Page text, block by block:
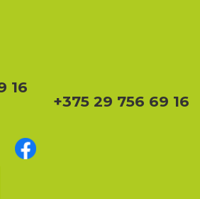
16
+375 29 756 69 16